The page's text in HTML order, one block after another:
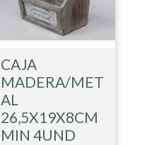
CAJA
MADERA/MET
AL
26,5X19X8CM
MIN 4UND